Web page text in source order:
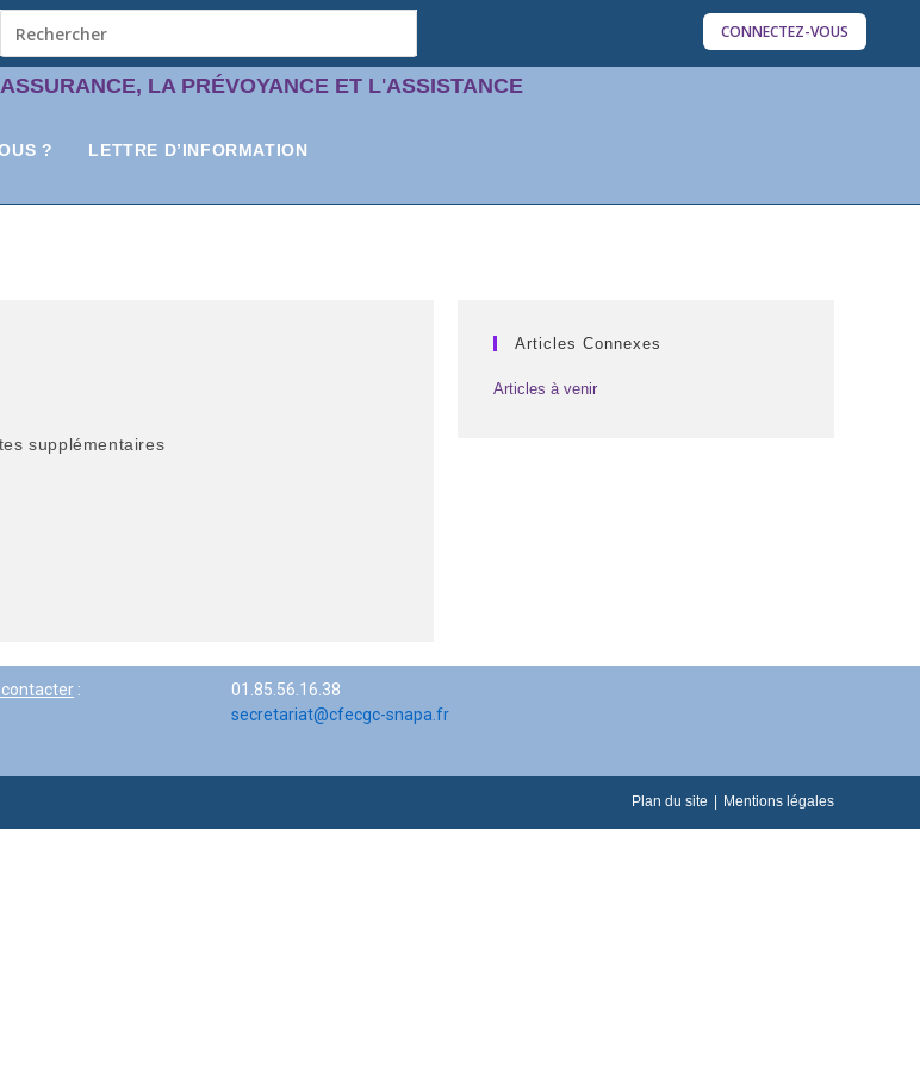
CONNECTEZ-VOUS
LA PRÉVOYANCE ET L'ASSISTANCE
? LETTRE D’INFORMATION
supplémentaires
Articles Connexes
Articles à venir
contacter :
01.85.56.16.38
secretariat@cfecgc-snapa.fr
Plan du site Mentions légales